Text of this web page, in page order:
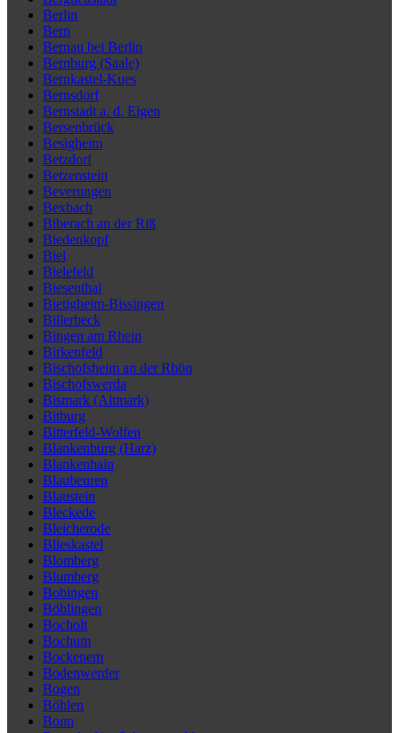
Berlin
Bern
Bernau bei Berlin
Bernburg (Saale)
Bernkastel-Kues
Bernsdorf
Bernstadt a. d. Eigen
Bersenbrück
Besigheim
Betzdorf
Betzenstein
Beverungen
Bexbach
Biberach an der Riß
Biedenkopf
Biel
Bielefeld
Biesenthal
Bietigheim-Bissingen
Billerbeck
Bingen am Rhein
Birkenfeld
Bischofsheim an der Rhön
Bischofswerda
Bismark (Altmark)
Bitburg
Bitterfeld-Wolfen
Blankenburg (Harz)
Blankenhain
Blaubeuren
Blaustein
Bleckede
Bleicherode
Blieskastel
Blomberg
Blumberg
Bobingen
Böblingen
Bocholt
Bochum
Bockenem
Bodenwerder
Bogen
Böhlen
Bonn